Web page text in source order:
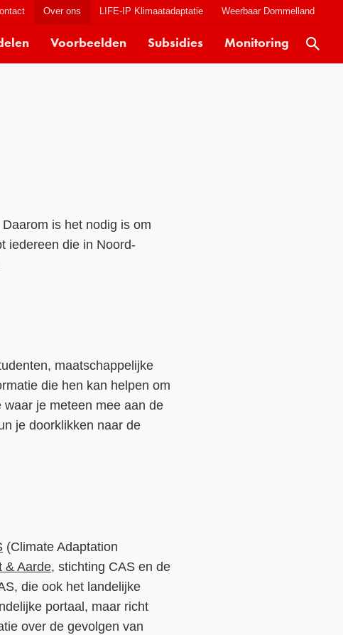
Over ons LIFE-IP Klimaatadaptatie Weerbaar Dommelland
Voorbeelden Subsidies Monitoring
is het nodig is om
iedereen die in Noord-
maatschappelijke
die hen kan helpen om
je meteen mee aan de
je doorklikken naar de
(Climate Adaptation
& Aarde, stichting CAS en de
die ook het landelijke
portaal, maar richt
over de gevolgen van